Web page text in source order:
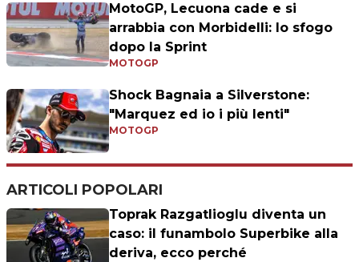
MotoGP, Lecuona cade e si
arrabbia con Morbidelli: lo sfogo
dopo la Sprint
MOTOGP
Shock Bagnaia a Silverstone:
"Marquez ed io i più lenti"
MOTOGP
ARTICOLI POPOLARI
Toprak Razgatlioglu diventa un
caso: il funambolo Superbike alla
deriva, ecco perché